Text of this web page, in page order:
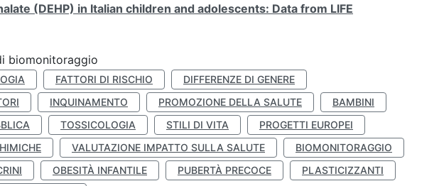
(DEHP) in Italian children and adolescents: Data from LIFE
biomonitoraggio
FATTORI DI RISCHIO
DIFFERENZE DI GENERE
INQUINAMENTO PROMOZIONE DELLA SALUTE
BAMBINI
TOSSICOLOGIA STILI DI VITA
PROGETTI EUROPEI
VALUTAZIONE IMPATTO SULLA SALUTE
BIOMONITORAGGIO
OBESITÀ INFANTILE PUBERTÀ PRECOCE
PLASTICIZZANTI